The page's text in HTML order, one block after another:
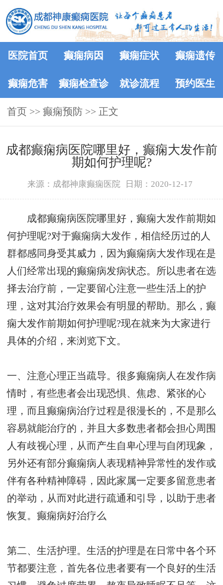
医院首页 癫痫病因 癫痫症状 癫痫遗传
癫痫危害 癫痫检查诊
断
就诊流程 预约医生
首页 >> 癫痫预防 >> 正文
成都癫痫病医院哪里好，癫痫大发作前
期如何护理呢?
来源：成都神康癫痫医院 日期：2020-12-17
成都癫痫病医院哪里好，癫痫大发作前期如
何护理呢?对于癫痫病大发作，相信经历过的人
群都感同身受其威力，因为癫痫病大发作现在是
人们经常出现的癫痫病发病状态。所以患者在选
择去治疗前，一定要留心注意一些生活上的护
理，这对其治疗效果会有明显的帮助。那么，癫
痫大发作前期如何护理呢?现在就来为大家进行
具体的介绍，来浏览下文。
一、注意心理正当疏导。很多癫痫病人在发作病
情时，有些患者会出现恐惧、焦虑、紧张的心
理，而且癫痫病治疗过程是很漫长的，不是那么
容易就能治疗的，并且大多数患者都会担心周围
人有歧视心理，从而产生自卑心理与自闭现象，
另外还有部分癫痫病人表现精神异常性的发作或
伴有各种精神障碍，因此家属一定要多留意患者
的举动，从而对此进行疏通和引导，以助于患者
恢复。癫痫病好治疗么
第二、生活护理。生活的护理是在日常中各个环
节都要注意，首先各位患者要有一个良好的生活